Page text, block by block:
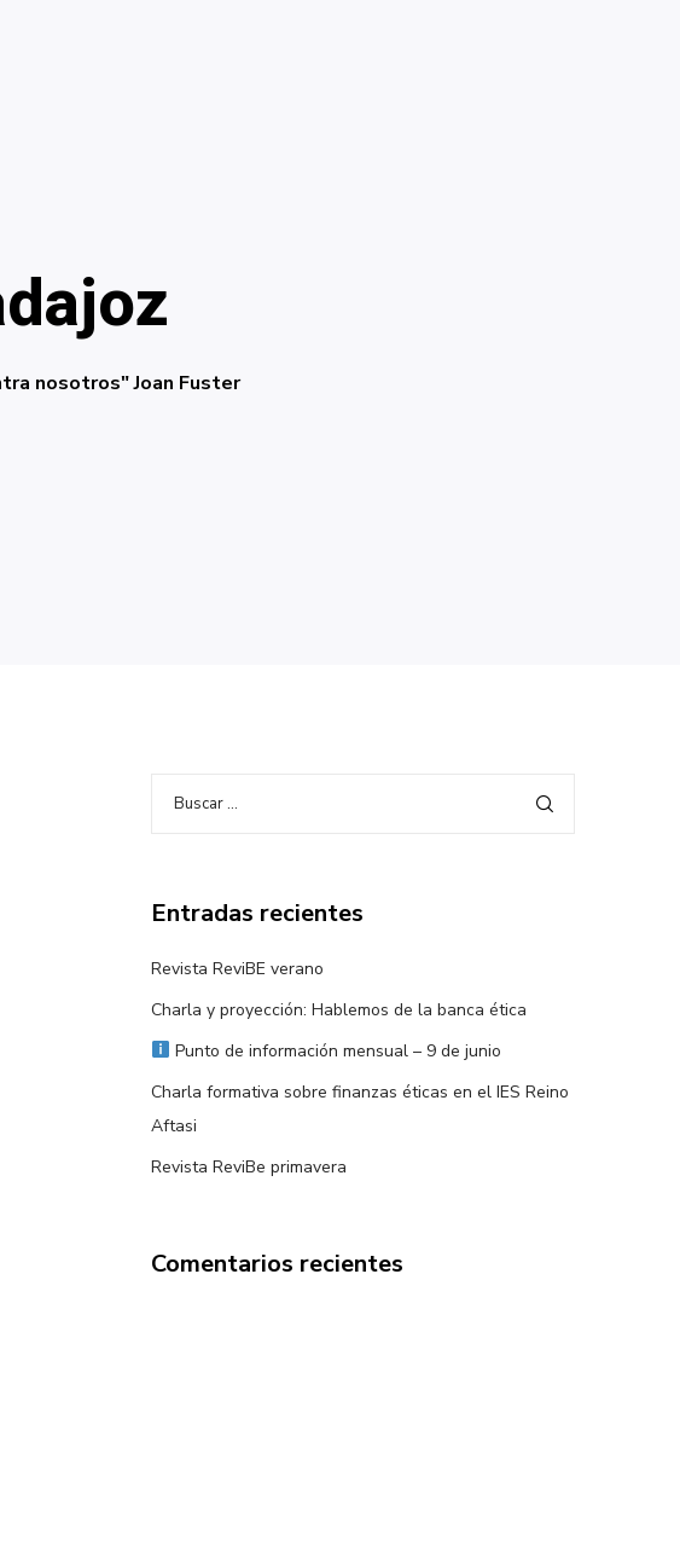
nosotros" Joan Fuster
Entradas recientes
Revista ReviBE verano
Charla y proyección: Hablemos de la banca ética
Punto de información mensual – 9 de junio
Charla formativa sobre finanzas éticas en el IES Reino
Aftasi
Revista ReviBe primavera
Comentarios recientes